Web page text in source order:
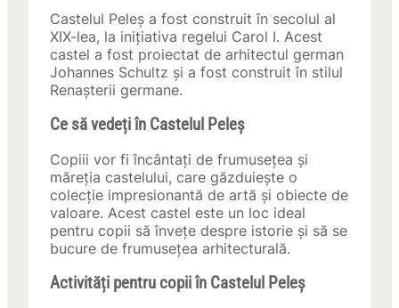
Castelul Peleș a fost construit în secolul al
XIX-lea, la inițiativa regelui Carol I. Acest
castel a fost proiectat de arhitectul german
Johannes Schultz și a fost construit în stilul
Renașterii germane.
Ce să vedeți în Castelul Peleș
Copiii vor fi încântați de frumusețea și
măreția castelului, care găzduiește o
colecție impresionantă de artă și obiecte de
valoare. Acest castel este un loc ideal
pentru copii să învețe despre istorie și să se
bucure de frumusețea arhitecturală.
Activități pentru copii în Castelul Peleș